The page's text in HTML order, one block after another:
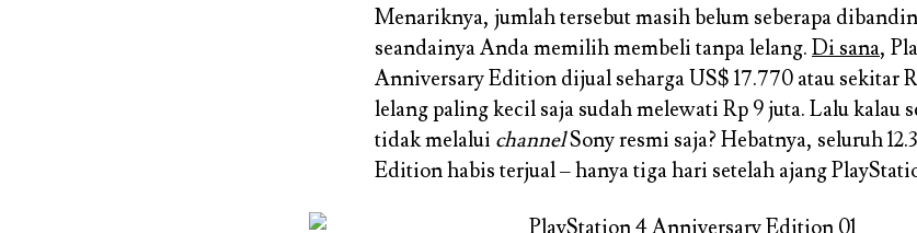
Menariknya, jumlah tersebut masih belum seberapa
seandainya Anda memilih membeli tanpa lelang. Di sana,
Anniversary Edition dijual seharga US$ 17.770 atau sekitar
lelang paling kecil saja sudah melewati Rp 9 juta. Lalu kalau
tidak melalui channelSony resmi saja? Hebatnya, seluruh
Edition habis terjual – hanya tiga hari setelah ajang